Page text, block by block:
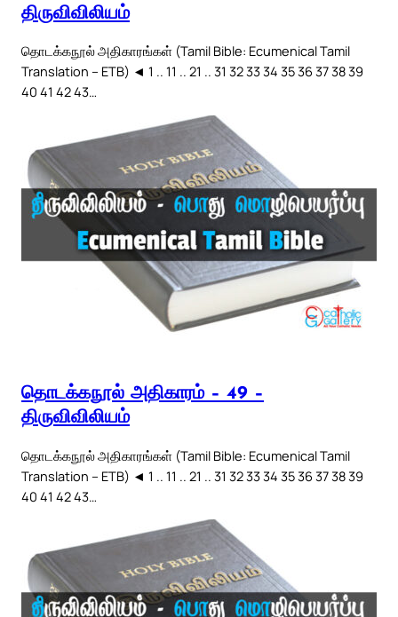
திருவிவிலியம்
தொடக்கநூல் அதிகாரங்கள் (Tamil Bible: Ecumenical Tamil
Translation – ETB) ◄ 1 .. 11 .. 21 .. 31 32 33 34 35 36 37 38 39
40 41 42 43…
தொடக்கநூல் அதிகாரம் – 49 –
திருவிவிலியம்
தொடக்கநூல் அதிகாரங்கள் (Tamil Bible: Ecumenical Tamil
Translation – ETB) ◄ 1 .. 11 .. 21 .. 31 32 33 34 35 36 37 38 39
40 41 42 43…